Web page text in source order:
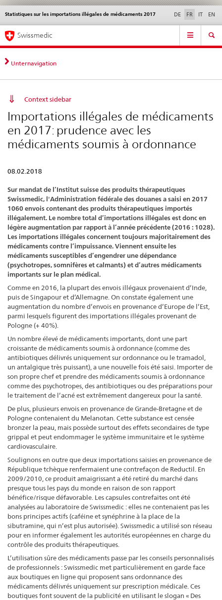
Navigation
directe:
actualités,
bases
contact
Actualités & Mises à
normes
Contact | Support &
aide
Statistiques sur les importations illégales de médicaments 2017 DE FR IT EN
Service
Navigation
Swissmedic
Unternavigation
Context sidebar
Importations illégales de médicaments
en 2017: prudence avec les
médicaments soumis à ordonnance
08.02.2018
Sur mandat de l’Institut suisse des produits thérapeutiques
Swissmedic, l'Administration fédérale des douanes a saisi en 2017
1060 envois contenant des produits thérapeutiques importés
illégalement. Le nombre total d’importations illégales est donc en
légère augmentation par rapport à l’année précédente (2016 : 1028).
Les importations illégales concernent toujours majoritairement des
médicaments contre l’impuissance. Viennent ensuite les
médicaments susceptibles d’engendrer une dépendance
(psychotropes, somnifères et calmants) et d’autres médicaments
importants sur le plan médical.
Comme en 2016, la plupart des envois illégaux provenaient d’Inde,
puis de Singapour et d’Allemagne. On constate également une
augmentation du nombre d’envois en provenance d’Europe de l’Est,
parmi lesquels figurent des importations illégales provenant de
Pologne (+ 40%).
Un nombre élevé de médicaments importants, dont une part
croissante de médicaments soumis à ordonnance (comme des
antibiotiques délivrés uniquement sur ordonnance ou le tramadol,
un antalgique très puissant), a une nouvelle fois été saisi. Importer de
son propre chef et prendre des médicaments soumis à ordonnance
comme des psychotropes, des antibiotiques ou des préparations pour
le traitement de l’acné est extrêmement dangereux pour la santé.
De plus, plusieurs envois en provenance de Grande-Bretagne et de
Pologne contenaient du Melanotan. Cette substance est censée
bronzer la peau, mais possède surtout des effets secondaires de type
grippal et peut endommager le système immunitaire et le système
cardiovasculaire.
Soulignons en outre que deux importations saisies en provenance de
République tchèque renfermaient une contrefaçon de Reductil. En
2009/2010, ce produit amaigrissant a été retiré du marché dans
presque tous les pays du monde en raison de son rapport
bénéfice/risque défavorable. Les capsules contrefaites ont été
analysées au laboratoire de Swissmedic : elles ne contenaient pas les
bons principes actifs (caféine et synéphrine à la place de la
sibutramine, qui n’est plus autorisée). Swissmedic a utilisé son réseau
pour en informer également les autorités européennes en charge du
contrôle des produits thérapeutiques.
L’utilisation sûre des médicaments passe par les conseils personnalisés
de professionnels : Swissmedic met particulièrement en garde face
aux boutiques en ligne qui proposent sans ordonnance des
médicaments délivrés uniquement sur prescription médicale. Ces
boutiques font souvent de la publicité en utilisant le slogan « Des